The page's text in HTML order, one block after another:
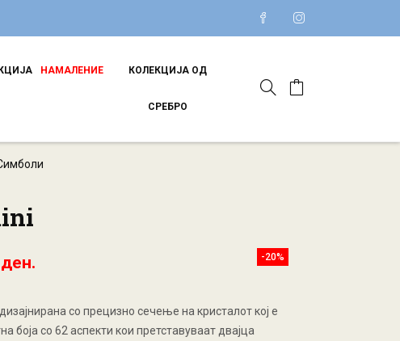
НАМАЛЕНИЕ КОЛЕКЦИЈА ОД
СРЕБРО
-20%
со прецизно сечење на кристалот кој е
боја со 62 аспекти кои претставуваат двајца